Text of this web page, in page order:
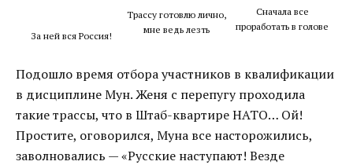
За ней вся Россия!
Трассу готовлю лично,
мне ведь лезть
Сначала все
проработать в голове
Подошло время отбора участников в квалификации
в дисциплине Мун. Женя с перепугу проходила
такие трассы, что в Штаб-квартире НАТО… Ой!
Простите, оговорился, Муна все насторожились,
заволновались — «Русские наступают! Везде